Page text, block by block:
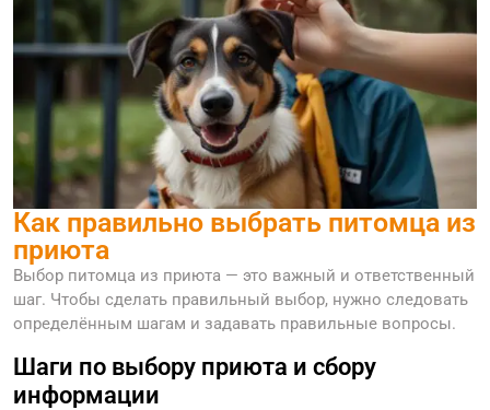
Как правильно выбрать питомца из
приюта
Выбор питомца из приюта — это важный и ответственный
шаг. Чтобы сделать правильный выбор, нужно следовать
определённым шагам и задавать правильные вопросы.
Шаги по выбору приюта и сбору
информации